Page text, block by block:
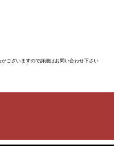
ざいますので詳細はお問い合わせ下さい